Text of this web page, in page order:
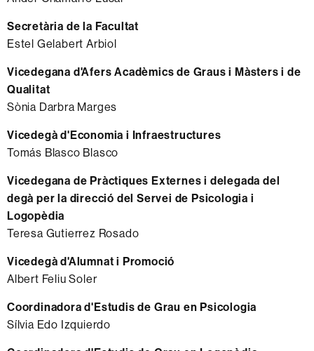
Secretària de la Facultat
Estel Gelabert Arbiol
Vicedegana d'Afers Acadèmics de Graus i Màsters i de
Qualitat
Sònia Darbra Marges
Vicedegà d'Economia i Infraestructures
Tomás Blasco Blasco
Vicedegana de Pràctiques Externes i delegada del
degà per la direcció del Servei de Psicologia i
Logopèdia
Teresa Gutierrez Rosado
Vicedegà d'Alumnat i Promoció
Albert Feliu Soler
Coordinadora d'Estudis de Grau en Psicologia
Sílvia Edo Izquierdo